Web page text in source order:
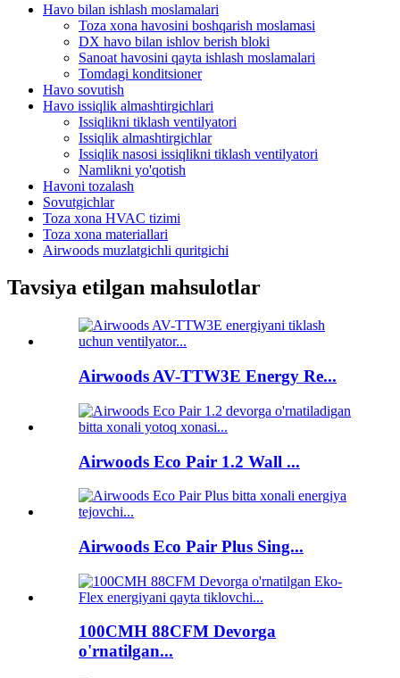
Havo bilan ishlash moslamalari
Toza xona havosini boshqarish moslamasi
DX havo bilan ishlov berish bloki
Sanoat havosini qayta ishlash moslamalari
Tomdagi konditsioner
Havo sovutish
Havo issiqlik almashtirgichlari
Issiqlikni tiklash ventilyatori
Issiqlik almashtirgichlar
Issiqlik nasosi issiqlikni tiklash ventilyatori
Namlikni yo'qotish
Havoni tozalash
Sovutgichlar
Toza xona HVAC tizimi
Toza xona materiallari
Airwoods muzlatgichli quritgichi
Tavsiya etilgan mahsulotlar
Airwoods AV-TTW3E Energy Re...
Airwoods Eco Pair 1.2 Wall ...
Airwoods Eco Pair Plus Sing...
100CMH 88CFM Devorga
o'rnatilgan...